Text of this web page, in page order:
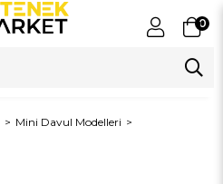
0
Mini Davul Modelleri